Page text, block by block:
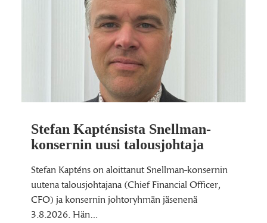
Stefan Kapténsista Snellman-
konsernin uusi talousjohtaja
Stefan Kapténs on aloittanut Snellman-konsernin
uutena talousjohtajana (Chief Financial Officer,
CFO) ja konsernin johtoryhmän jäsenenä
3.8.2026. Hän…